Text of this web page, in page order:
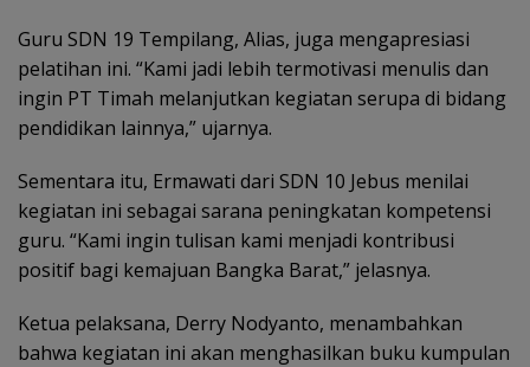
Guru SDN 19 Tempilang, Alias, juga mengapresiasi
pelatihan ini. “Kami jadi lebih termotivasi menulis dan
ingin PT Timah melanjutkan kegiatan serupa di bidang
pendidikan lainnya,” ujarnya.
Sementara itu, Ermawati dari SDN 10 Jebus menilai
kegiatan ini sebagai sarana peningkatan kompetensi
guru. “Kami ingin tulisan kami menjadi kontribusi
positif bagi kemajuan Bangka Barat,” jelasnya.
Ketua pelaksana, Derry Nodyanto, menambahkan
bahwa kegiatan ini akan menghasilkan buku kumpulan